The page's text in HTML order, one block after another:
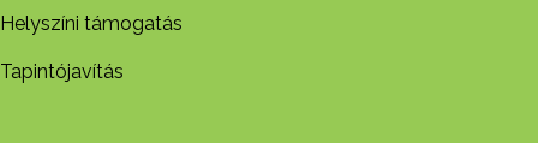
Helyszíni támogatás
Tapintójavítás